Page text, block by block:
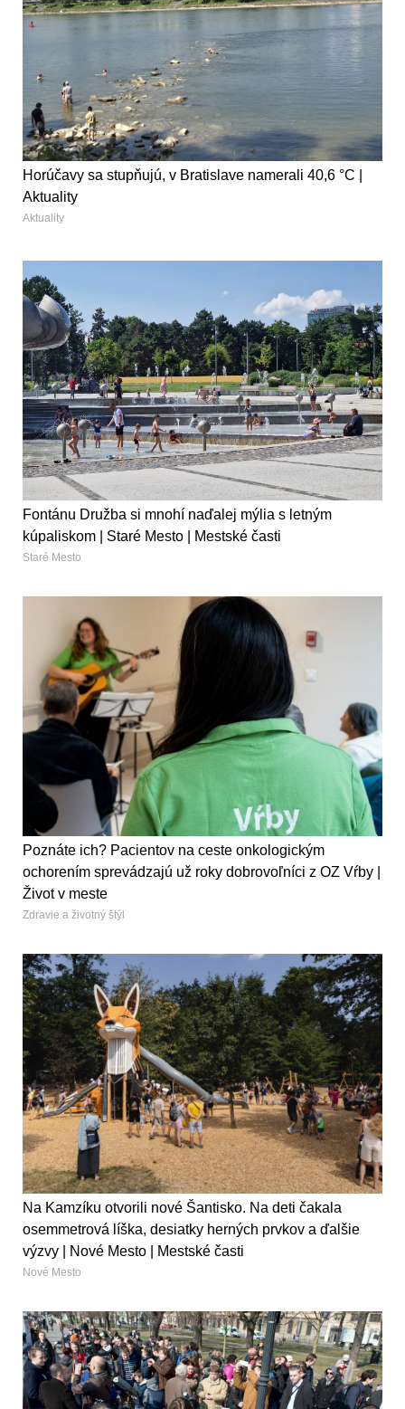
Horúčavy sa stupňujú, v Bratislave namerali 40,6 °C |
Aktuality
Aktuality
Fontánu Družba si mnohí naďalej mýlia s letným
kúpaliskom | Staré Mesto | Mestské časti
Staré Mesto
Poznáte ich? Pacientov na ceste onkologickým
ochorením sprevádzajú už roky dobrovoľníci z OZ Vŕby |
Život v meste
Zdravie a životný štýl
Na Kamzíku otvorili nové Šantisko. Na deti čakala
osemmetrová líška, desiatky herných prvkov a ďalšie
výzvy | Nové Mesto | Mestské časti
Nové Mesto